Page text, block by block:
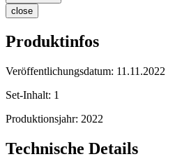
close
Produktinfos
Veröffentlichungsdatum: 11.11.2022
Set-Inhalt: 1
Produktionsjahr: 2022
Technische Details